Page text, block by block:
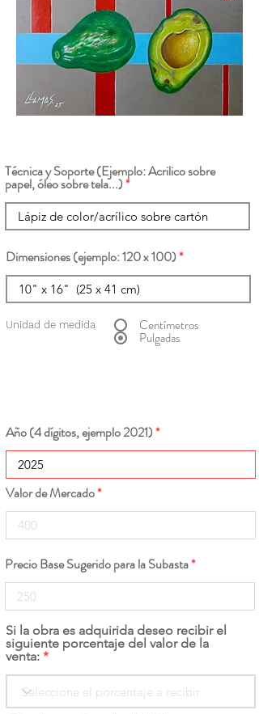
Técnica y Soporte (Ejemplo: Acrilico sobre
papel, óleo sobre tela...)
Dimensiones (ejemplo: 120 x 100)
Unidad de medida Centímetros
Pulgadas
Año (4 dígitos, ejemplo 2021)
Valor de Mercado
Precio Base Sugerido para la Subasta
Si la obra es adquirida deseo recibir el
siguiente porcentaje del valor de la
venta: